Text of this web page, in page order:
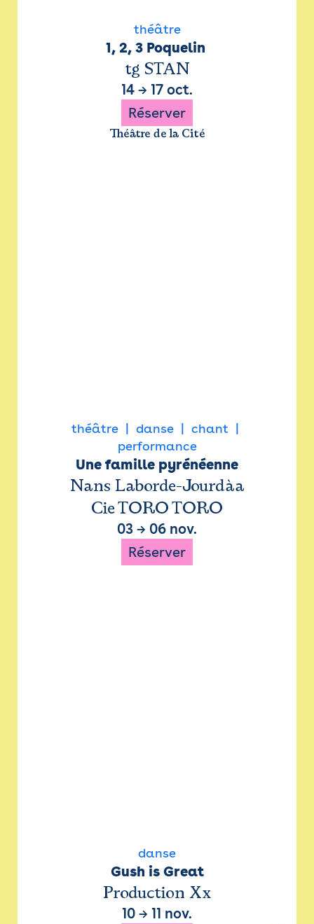
théâtre
1, 2, 3 Poquelin
tg STAN
14 → 17 oct.
Réserver
Théâtre de la Cité
théâtre danse
chant
performance
Une famille pyrénéenne
Nans Laborde-Jourdàa
Cie TORO TORO
03 → 06 nov.
Réserver
danse
Gush is Great
Production Xx
10 → 11 nov.